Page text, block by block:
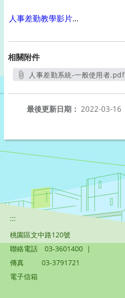
人事差勤教學影片...
相關附件
人事差勤系統-一般使用者.pdf
最後更新日期： 2022-03-16
:::
桃園區文中路120號
聯絡電話
03-3601400 |
傳真
03-3791721
電子信箱